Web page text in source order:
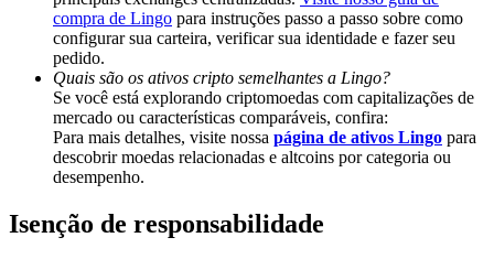
Deposit CASHCAT & Win
Share 500000 CASHCAT prize pool
Register & Trade to Win 500,000 USDT
compra de Lingo para instruções passo a passo sobre como
configurar sua carteira, verificar sua identidade e fazer seu
pedido.
Quais são os ativos cripto semelhantes a Lingo?
Se você está explorando criptomoedas com capitalizações de
mercado ou características comparáveis, confira:
Para mais detalhes, visite nossa página de ativos Lingo para
descobrir moedas relacionadas e altcoins por categoria ou
desempenho.
Isenção de responsabilidade